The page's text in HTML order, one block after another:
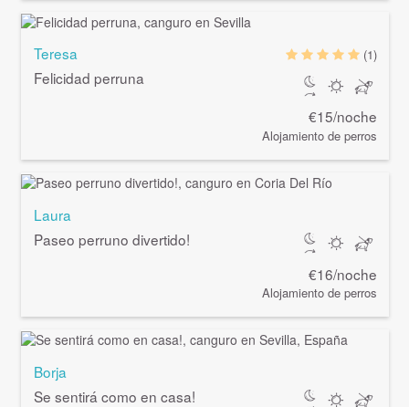
Teresa
Felicidad perruna
(1)
€15/noche
Alojamiento de perros
Laura
Paseo perruno divertido!
€16/noche
Alojamiento de perros
Borja
Se sentirá como en casa!